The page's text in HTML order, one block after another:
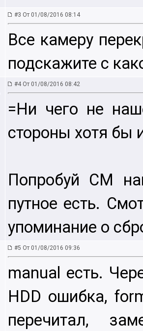
#3 От 01/08/2016 08:14
Все камеру
подскажите с
#4 От 01/08/2016 08:42
=Ни чего не
стороны хотя бы
Попробуй СМ
путное есть.
упоминание о
#5 От 01/08/2016 09:36
manual есть.
HDD ошибка,
перечитал,